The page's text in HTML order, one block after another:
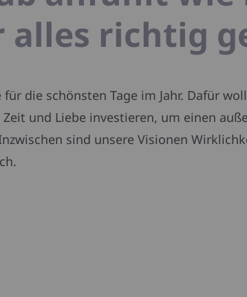
alles richtig
für die schönsten Tage im Jahr. Dafür
und Liebe investieren, um einen
sind unsere Visionen